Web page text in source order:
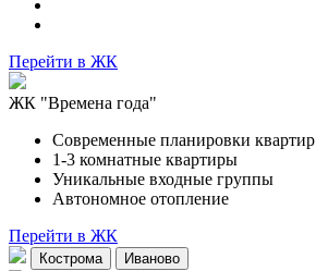
Перейти в ЖК
ЖК "Времена года"
Современные планировки квартир
1-3 комнатные квартиры
Уникальные входные группы
Автономное отопление
Перейти в ЖК